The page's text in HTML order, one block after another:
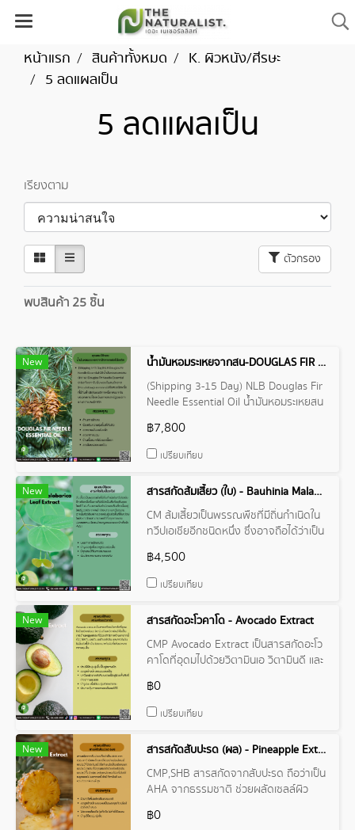
หน้าแรก สินค้าทั้งหมด
K. ผิวหนัง/ศีรษะ
5 ลดแผลเป็น
5 ลดแผลเป็น
เรียงตาม
ตัวกรอง
พบสินค้า 25 ชิ้น
New
น้ำมันหอมระเหยจากสน-DOUGLAS FIR NEEDLE ESSENTIAL OIL
(Shipping 3-15 Day) NLB Douglas Fir
Needle Essential Oil น้ำมันหอมระเหยสน
Oil) สกัดจากใบเข็มของต้นสน
฿7,800
เปรียบเทียบ
New
สารสกัดส้มเสี้ยว (ใบ) - Bauhinia Malabarica Leaf Extract
CM ส้มเสี้ยวเป็นพรรณพืชที่มีถิ่นกำเนิดใน
ทวีปเอเชียอีกชนิดหนึ่ง ซึ่งอาจถือได้ว่าเป็น
ประเทศไทยสามารถพบได้ทั่วทุกภาคของ
ประเทศตามบริเวณป่าเบญจพรรณ และป่า
฿4,500
เปรียบเทียบ
New
สารสกัดอะโวคาโด - Avocado Extract
CMP Avocado Extract เป็นสารสกัดอะโว
คาโดที่อุดมไปด้วยวิตามินเอ วิตามินดี และ
ประสิทธิภาพดี โดยเหมาะกับผิวที่แห้งและ
ขาดความชุ่มชื้น
฿0
เปรียบเทียบ
New
สารสกัดสับปะรด (ผล) - Pineapple Extract
CMP,SHB สารสกัดจากสับปะรด ถือว่าเป็น
AHA จากธรรมชาติ ช่วยผลัดเซลล์ผิว
และแอนติออกซิแดนซ์สูง
฿0